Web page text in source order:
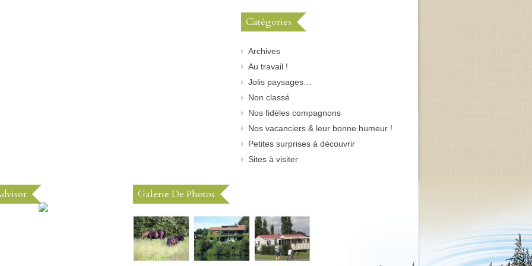
Catégories
Archives
Au travail !
Jolis paysages…
Non classé
Nos fidèles compagnons
Nos vacanciers & leur bonne humeur !
Petites surprises à découvrir
Sites à visiter
Galerie De Photos